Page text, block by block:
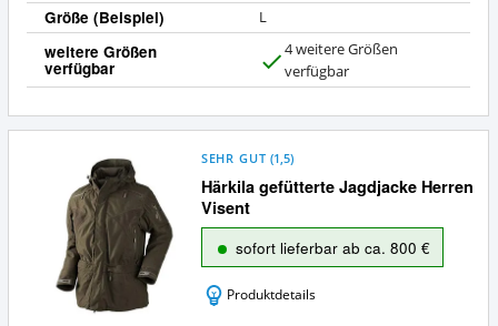
Größe (Beispiel) L
weitere Größen
verfügbar
a
4 weitere Größen
verfügbar
Härkila gefütterte Jagdjacke Herren
Visent
SEHR GUT (1,5)
sofort lieferbar ab ca. 800 €
Produktdetails